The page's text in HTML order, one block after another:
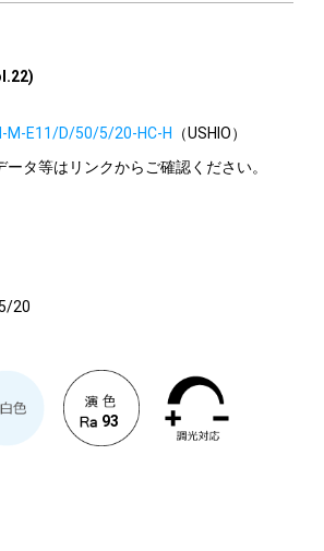
M-E11/D/50/5/20-HC-H
（USHIO）
ータ等はリンクからご確認ください。
20
93